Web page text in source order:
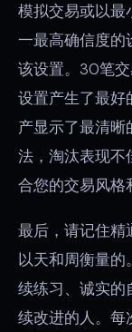
模拟交易或以最
一最高确信度
该设置。30笔
设置产生了最好
产显示了最清
法，淘汰表现不
合您的交易风格
最后，请记住精
以天和周衡量
续练习、诚实的
续改进的人。每